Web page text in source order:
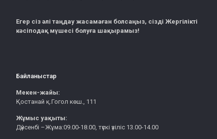
Егер сіз әлі таңдау жасамаған болсаңыз, сізді Жергілікті
кәсіподақ мүшесі болуға шақырамыз!
Байланыстар
Мекен-жайы:
Қостанай қ.Гогол көш., 111
Жұмыс уақыты:
Дүйсенбі –Жұма:09.00-18.00, түскі үзіліс 13.00-14.00